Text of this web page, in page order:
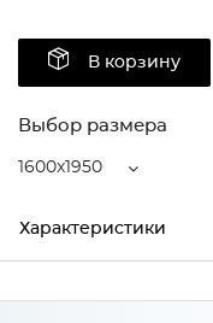
В корзину
Выбор размера
1600x1950
Характеристики
Ширина